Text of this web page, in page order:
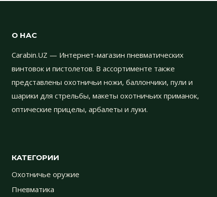
О НАС
Carabin.UZ — Интернет-магазин пневматических
винтовок и пистолетов. В ассортименте также
представлены охотничьи ножи, баллончики, пули и
шарики для стрельбы, макеты охотничьих приманок,
оптические прицелы, арбалеты и луки.
КАТЕГОРИИ
Охотничье оружие
Пневматика